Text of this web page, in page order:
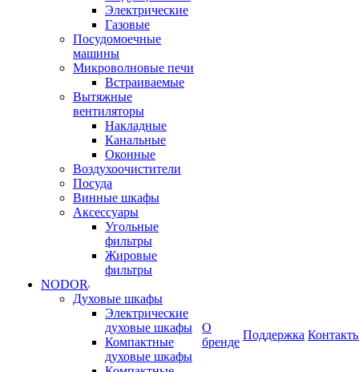
Электрические
Газовые
Посудомоечные
машины
Микроволновые печи
Встраиваемые
Вытяжные
вентиляторы
Накладные
Канальные
Оконные
Воздухоочистители
Посуда
Винные шкафы
Аксессуары
Угольные
фильтры
Жировые
фильтры
NODOR
Духовые шкафы
Электрические
духовые шкафы
Компактные
духовые шкафы
О
бренде
Поддержка